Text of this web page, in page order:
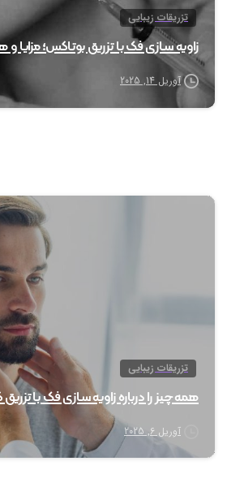
تزریقات زیبایی
زاویه سازی فک با تزریق بوتاکس؛ مزایا و
آوریل 14, 2025
تزریقات زیبایی
همه چیز را درباره زاویه سازی فک با تزریق
آوریل 6, 2025